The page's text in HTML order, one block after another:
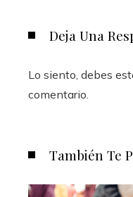
Deja Una
Lo siento, debes
comentario.
También Te